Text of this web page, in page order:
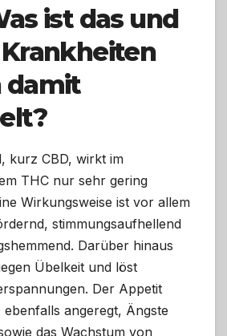
ist das und
damit
kurz CBD, wirkt im
THC nur sehr gering
Wirkungsweise ist vor allem
stimmungsaufhellend
Darüber hinaus
Übelkeit und löst
Der Appetit
angeregt, Ängste
das Wachstum von